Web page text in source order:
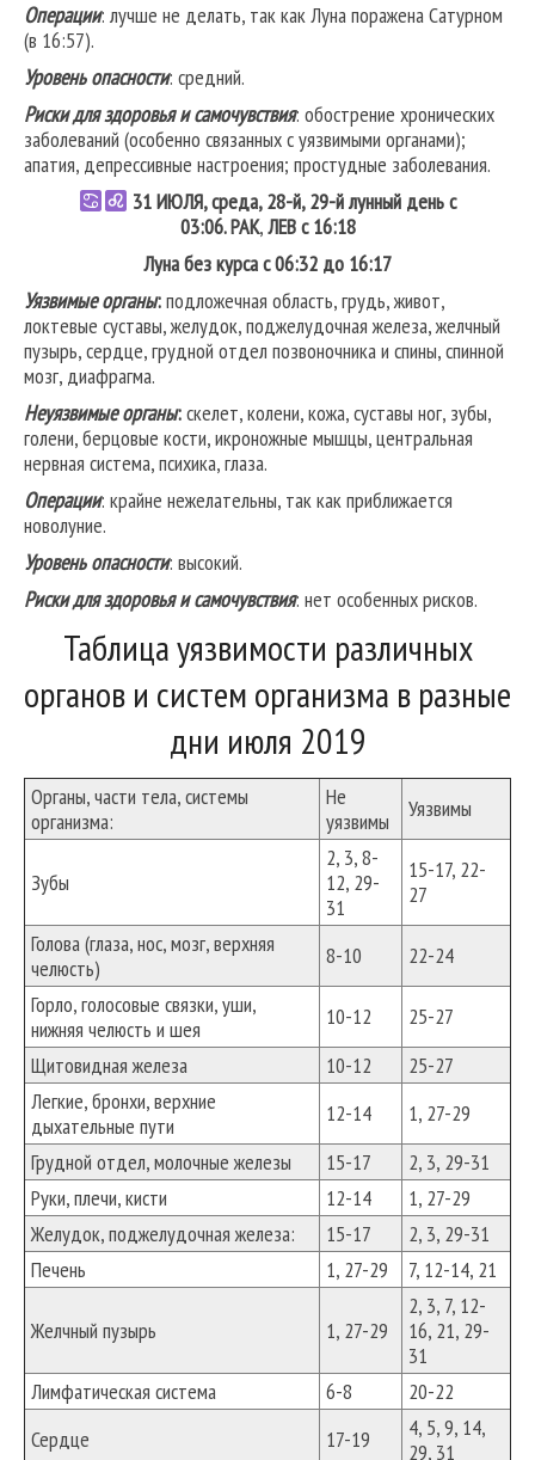
Операции: лучше не делать, так как Луна поражена Сатурном
(в 16:57).
Уровень опасности: средний.
Риски для здоровья и самочувствия: обострение хронических
заболеваний (особенно связанных с уязвимыми органами);
апатия, депрессивные настроения; простудные заболевания.
31 ИЮЛЯ, среда, 28-й, 29-й лунный день с
03:06.РАК,ЛЕВс 16:18
Луна без курса с 06:32 до 16:17
Уязвимые органы:подложечная область, грудь, живот,
локтевые суставы, желудок, поджелудочная железа, желчный
пузырь, сердце, грудной отдел позвоночника и спины, спинной
мозг, диафрагма.
Неуязвимые органы:скелет, колени, кожа, суставы ног, зубы,
голени, берцовые кости, икроножные мышцы, центральная
нервная система, психика, глаза.
Операции: крайне нежелательны, так как приближается
новолуние.
Уровень опасности: высокий.
Риски для здоровья и самочувствия: нет особенных рисков.
Таблица уязвимости различных
органов и систем организма в разные
дни июля 2019
Органы, части тела, системы
организма:
Не
уязвимы
Уязвимы
Зубы
2, 3, 8-
12, 29-
31
15-17, 22-
27
Голова (глаза, нос, мозг, верхняя
челюсть)
8-10
22-24
Горло, голосовые связки, уши,
нижняя челюсть и шея
10-12
25-27
Щитовидная железа
10-12
25-27
Легкие, бронхи, верхние
дыхательные пути
12-14
1, 27-29
Грудной отдел, молочные железы
15-17
2, 3, 29-31
Руки, плечи, кисти
12-14
1, 27-29
Желудок, поджелудочная железа:
15-17
2, 3, 29-31
Печень
1, 27-29 7, 12-14, 21
Желчный пузырь 1, 27-29
2, 3, 7, 12-
16, 21, 29-
31
Лимфатическая система
6-8
20-22
Сердце
17-19
4, 5, 9, 14,
29, 31